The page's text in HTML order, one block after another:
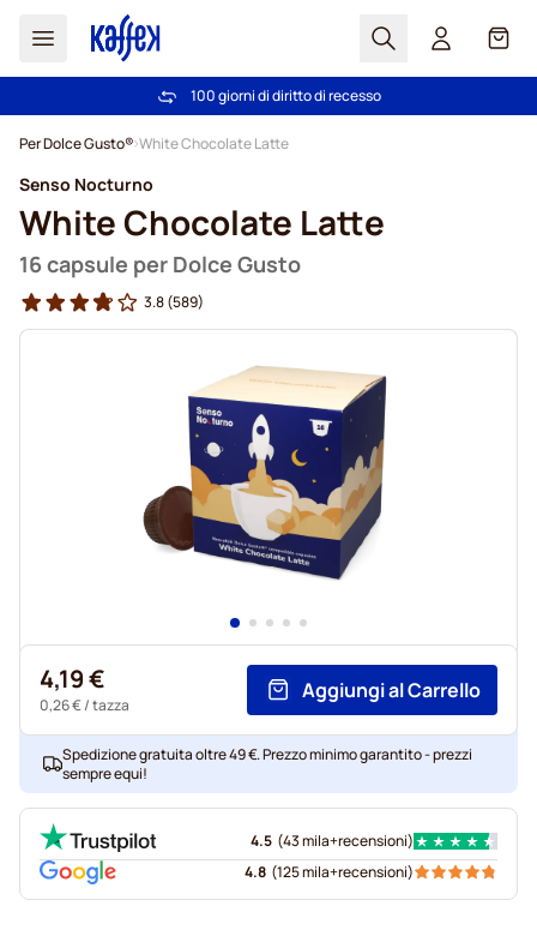
Search
Spedizione Gratuita oltre 49 €
100 giorni di diritto di recesso
Per Dolce Gusto® White Chocolate Latte
Senso Nocturno
White Chocolate Latte
16 capsule per Dolce Gusto
3.8(589)
4,19 €
0,26 €/ tazza
Aggiungi al Carrello
Spedizione gratuita oltre 49 €. Prezzo minimo garantito - prezzi
sempre equi!
4.5 (43 mila+recensioni)
4.8 (125 mila+recensioni)